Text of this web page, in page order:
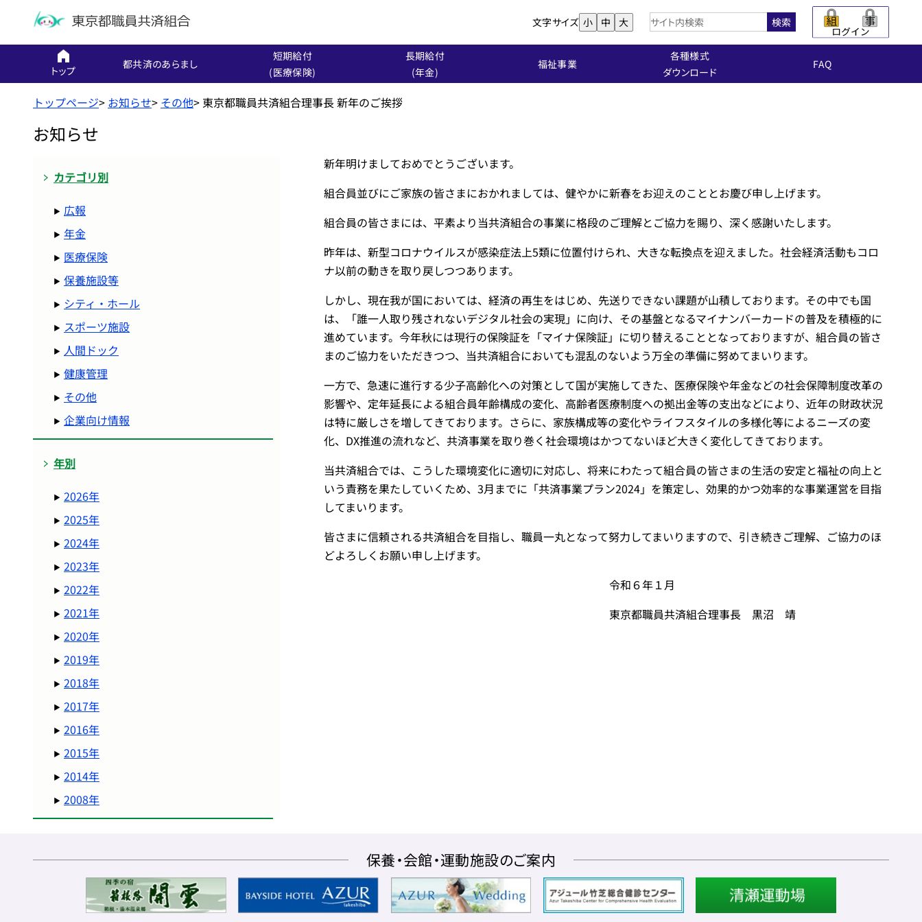
文字サイズ 小 中 大 検索
トップ 都共済のあらまし
短期給付
(医療保険)
長期給付
(年金)
福祉事業
各種様式
ダウンロード
FAQ
トップページ> お知らせ> その他> 東京都職員共済組合理事長 新年のご挨拶
お知らせ
カテゴリ別
広報
年金
医療保険
保養施設等
シティ・ホール
スポーツ施設
人間ドック
健康管理
その他
企業向け情報
年別
2026年
2025年
2024年
2023年
2022年
2021年
2020年
2019年
2018年
2017年
2016年
2015年
2014年
2008年
新年明けましておめでとうございます。
組合員並びにご家族の皆さまにおかれましては、健やかに新春をお迎えのこととお慶び申し上げます。
組合員の皆さまには、平素より当共済組合の事業に格段のご理解とご協力を賜り、深く感謝いたします。
昨年は、新型コロナウイルスが感染症法上5類に位置付けられ、大きな転換点を迎えました。社会経済活動もコロ
ナ以前の動きを取り戻しつつあります。
しかし、現在我が国においては、経済の再生をはじめ、先送りできない課題が山積しております。その中でも国
は、「誰一人取り残されないデジタル社会の実現」に向け、その基盤となるマイナンバーカードの普及を積極的に
進めています。今年秋には現行の保険証を「マイナ保険証」に切り替えることとなっておりますが、組合員の皆さ
まのご協力をいただきつつ、当共済組合においても混乱のないよう万全の準備に努めてまいります。
一方で、急速に進行する少子高齢化への対策として国が実施してきた、医療保険や年金などの社会保障制度改革の
影響や、定年延長による組合員年齢構成の変化、高齢者医療制度への拠出金等の支出などにより、近年の財政状況
は特に厳しさを増してきております。さらに、家族構成等の変化やライフスタイルの多様化等によるニーズの変
化、DX推進の流れなど、共済事業を取り巻く社会環境はかつてないほど大きく変化してきております。
当共済組合では、こうした環境変化に適切に対応し、将来にわたって組合員の皆さまの生活の安定と福祉の向上と
いう責務を果たしていくため、3月までに「共済事業プラン2024」を策定し、効果的かつ効率的な事業運営を目指
してまいります。
皆さまに信頼される共済組合を目指し、職員一丸となって努力してまいりますので、引き続きご理解、ご協力のほ
どよろしくお願い申し上げます。
令和６年１月
東京都職員共済組合理事長 黒沼 靖
保養・会館・運動施設のご案内